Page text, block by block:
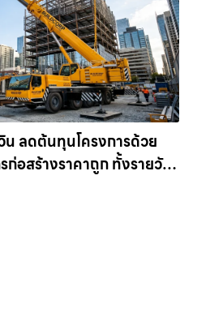
น ลดต้นทุนโครงการด้วย
รก่อสร้างราคาถูก ทั้งรายวัน